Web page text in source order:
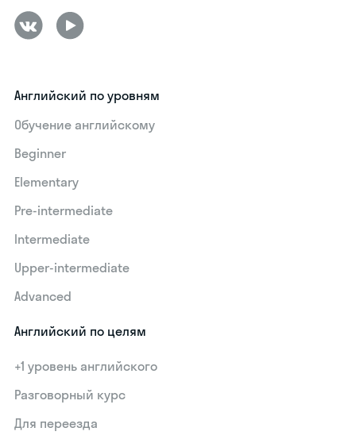
Английский по уровням
Обучение английскому
Beginner
Elementary
Pre-intermediate
Intermediate
Upper-intermediate
Advanced
Английский по целям
+1 уровень английского
Разговорный курс
Для переезда